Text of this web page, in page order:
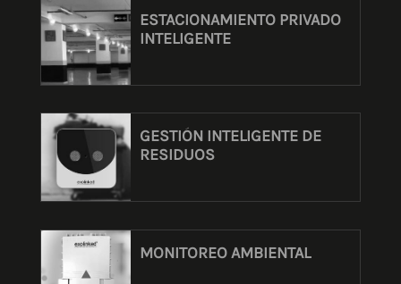
ESTACIONAMIENTO PRIVADO
INTELIGENTE
GESTIÓN INTELIGENTE DE
RESIDUOS
MONITOREO AMBIENTAL